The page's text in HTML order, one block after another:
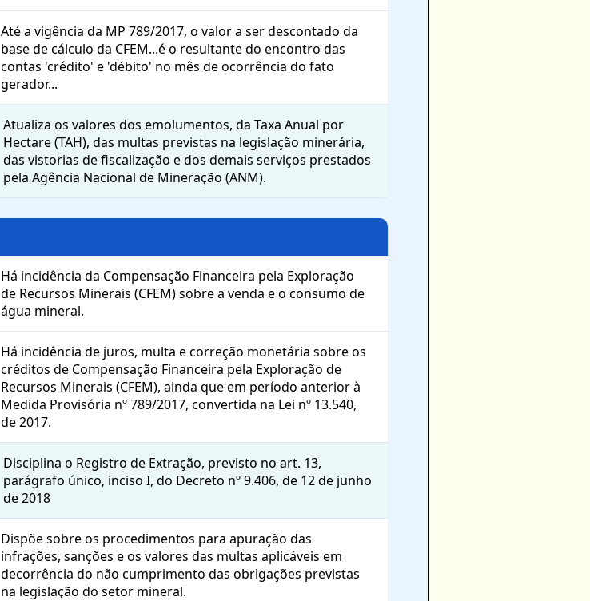
Até a vigência da MP 789/2017, o valor a ser descontado da
base de cálculo da CFEM...é o resultante do encontro das
contas 'crédito' e 'débito' no mês de ocorrência do fato
gerador...
Atualiza os valores dos emolumentos, da Taxa Anual por
Hectare (TAH), das multas previstas na legislação minerária,
das vistorias de fiscalização e dos demais serviços prestados
pela Agência Nacional de Mineração (ANM).
Há incidência da Compensação Financeira pela Exploração
de Recursos Minerais (CFEM) sobre a venda e o consumo de
água mineral.
Há incidência de juros, multa e correção monetária sobre os
créditos de Compensação Financeira pela Exploração de
Recursos Minerais (CFEM), ainda que em período anterior à
Medida Provisória nº 789/2017, convertida na Lei nº 13.540,
de 2017.
Disciplina o Registro de Extração, previsto no art. 13,
parágrafo único, inciso I, do Decreto nº 9.406, de 12 de junho
de 2018
Dispõe sobre os procedimentos para apuração das
infrações, sanções e os valores das multas aplicáveis em
decorrência do não cumprimento das obrigações previstas
na legislação do setor mineral.